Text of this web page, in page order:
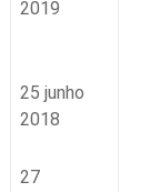
2019
25 junho
2018
27